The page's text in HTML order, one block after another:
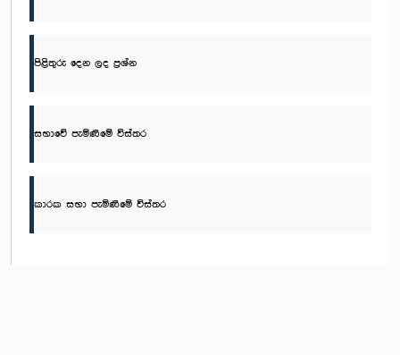
පිළිතුරු දෙන ලද ප්‍රශ්න
සභාවේ පැමිණීමේ විස්තර
කාරක සභා පැමිණීමේ විස්තර